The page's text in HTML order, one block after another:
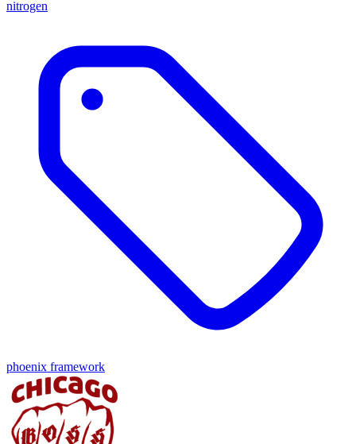
nitrogen
phoenix framework